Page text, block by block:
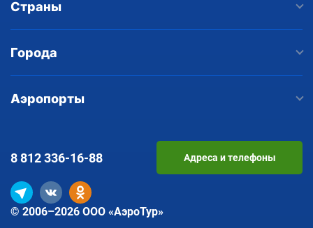
Страны
Города
Аэропорты
© 2006–2026 ООО «АэроТур»
8 812336-16-88 Адреса и телефоны